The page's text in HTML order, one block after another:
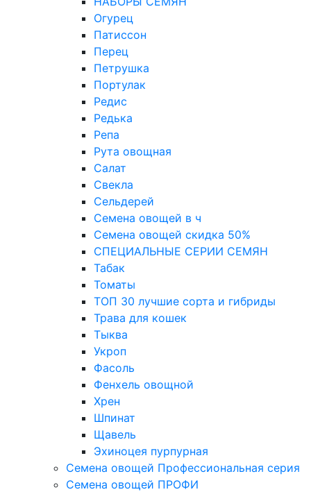
Огурец
Патиссон
Перец
Петрушка
Портулак
Редис
Редька
Репа
Рута овощная
Салат
Свекла
Сельдерей
Семена овощей в ч
Семена овощей скидка 50%
СПЕЦИАЛЬНЫЕ СЕРИИ СЕМЯН
Табак
Томаты
ТОП 30 лучшие сорта и гибриды
Трава для кошек
Тыква
Укроп
Фасоль
Фенхель овощной
Хрен
Шпинат
Щавель
Эхиноцея пурпурная
Семена овощей Профессиональная серия
Семена овощей ПРОФИ